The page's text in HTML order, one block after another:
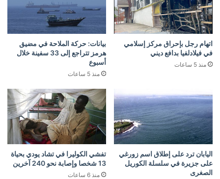
اتهام رجل بإحراق مركز إسلامي
في فيلادلفيا بدافع ديني
منذ 5 ساعات
بيانات: حركة الملاحة في مضيق
هرمز تتراجع إلى 33 سفينة خلال
أسبوع
منذ 5 ساعات
اليابان ترد على إطلاق اسم زورغي
على جزيرة في سلسلة الكوريل
الصغرى
تفشي الكوليرا في تشاد يودي بحياة
13 شخصا وإصابة نحو 240 آخرين
منذ 6 ساعات